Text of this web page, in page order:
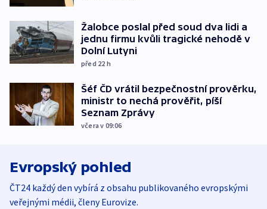
Žalobce poslal před soud dva lidi a
jednu firmu kvůli tragické nehodě v
Dolní Lutyni
před 22 h
Šéf ČD vrátil bezpečnostní prověrku,
ministr to nechá prověřit, píší
Seznam Zprávy
včera v 09:06
Evropský pohled
ČT24 každý den vybírá z obsahu publikovaného evropskými
veřejnými médii, členy Eurovize.